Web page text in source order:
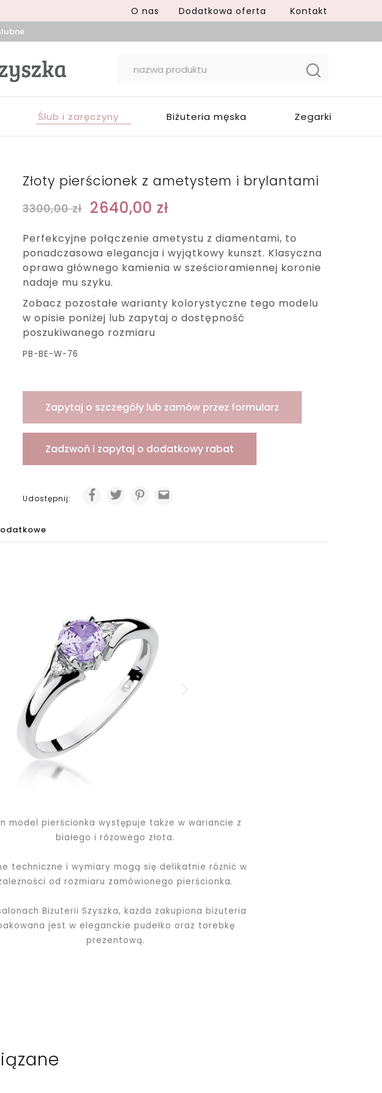
O nas Dodatkowa oferta Kontakt
Ślub i zaręczyny Biżuteria męska Zegarki
Złoty pierścionek z ametystem i brylantami
3300,00zł 2640,00 zł
Perfekcyjne połączenie ametystu z diamentami, to
ponadczasowa elegancja i wyjątkowy kunszt. Klasyczna
oprawa głównego kamienia w sześcioramiennej koronie
nadaje mu szyku.
Zobacz pozostałe warianty kolorystyczne tego modelu
w opisie poniżej lub zapytaj o dostępność
poszukiwanego rozmiaru
PB-BE-W-76
Zapytaj o szczegóły lub zamów przez formularz
Zadzwoń i zapytaj o dodatkowy rabat
Udostępnij:
model pierścionka występuje także w wariancie z
białego i różowego złota.
techniczne i wymiary mogą się delikatnie różnić w
od rozmiaru zamówionego pierścionka.
Biżuterii Szyszka, każda zakupiona biżuteria
jest w eleganckie pudełko oraz torebkę
prezentową.